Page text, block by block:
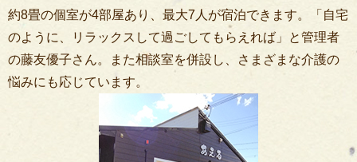
約8畳の個室が4部屋あり、最大7人が宿泊できます。「自宅
のように、リラックスして過ごしてもらえれば」と管理者
の藤友優子さん。また相談室を併設し、さまざまな介護の
悩みにも応じています。